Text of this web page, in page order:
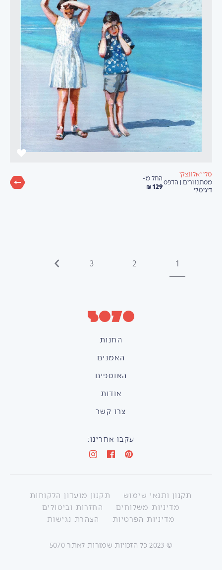
טלי יאלונצקי
מסתנוורים | הדפס
דיגיטלי
החל מ-
129 ₪
1
2
3
החנות
האמנים
האוספים
אודות
צרו קשר
עקבו אחרינו:
תקנון ותנאי שימוש
תקנון מועדון הלקוחות
מדיניות משלוחים
החזרות וביטולים
מדיניות הפרטיות
הצהרת נגישות
©
2023כל הזכויות שמורות לאתר 5070